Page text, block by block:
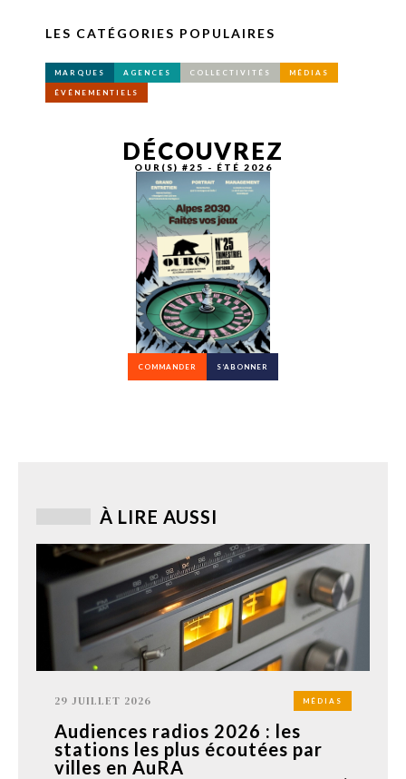
LES CATÉGORIES POPULAIRES
MARQUES AGENCES COLLECTIVITÉS MÉDIAS
ÉVÉNEMENTIELS
DÉCOUVREZ
OUR(S) #25 - ÉTÉ 2026
COMMANDER S’ABONNER
À LIRE AUSSI
29 JUILLET 2026 MÉDIAS
Audiences radios 2026 : les
stations les plus écoutées par
villes en AuRA